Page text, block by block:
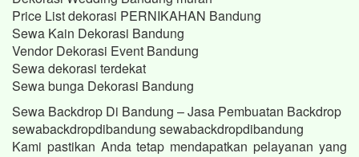
Price List dekorasi PERNIKAHAN Bandung
Sewa Kain Dekorasi Bandung
Vendor Dekorasi Event Bandung
Sewa dekorasi terdekat
Sewa bunga Dekorasi Bandung
Sewa Backdrop Di Bandung – Jasa Pembuatan Backdrop
sewabackdropdibandung sewabackdropdibandung
Kami pastikan Anda tetap mendapatkan pelayanan yang